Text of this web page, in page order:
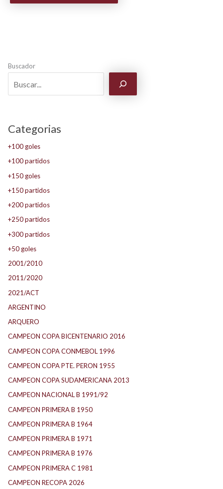
Buscador
Categorias
+100 goles
+100 partidos
+150 goles
+150 partidos
+200 partidos
+250 partidos
+300 partidos
+50 goles
2001/2010
2011/2020
2021/ACT
ARGENTINO
ARQUERO
CAMPEON COPA BICENTENARIO 2016
CAMPEON COPA CONMEBOL 1996
CAMPEON COPA PTE. PERON 1955
CAMPEON COPA SUDAMERICANA 2013
CAMPEON NACIONAL B 1991/92
CAMPEON PRIMERA B 1950
CAMPEON PRIMERA B 1964
CAMPEON PRIMERA B 1971
CAMPEON PRIMERA B 1976
CAMPEON PRIMERA C 1981
CAMPEON RECOPA 2026